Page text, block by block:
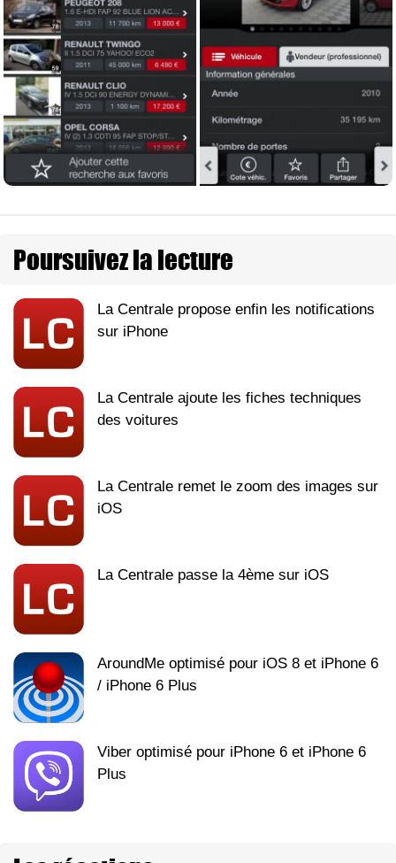
Poursuivez la lecture
La Centrale propose enfin les notifications
sur iPhone
La Centrale ajoute les fiches techniques
des voitures
La Centrale remet le zoom des images sur
iOS
La Centrale passe la 4ème sur iOS
AroundMe optimisé pour iOS 8 et iPhone 6
/ iPhone 6 Plus
Viber optimisé pour iPhone 6 et iPhone 6
Plus